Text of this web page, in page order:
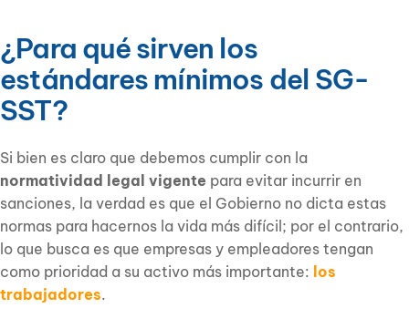
¿Para qué sirven los
estándares mínimos del SG-
SST?
Si bien es claro que debemos cumplir con la
normatividad legal vigente para evitar incurrir en
sanciones, la verdad es que el Gobierno no dicta estas
normas para hacernos la vida más difícil; por el contrario,
lo que busca es que empresas y empleadores tengan
como prioridad a su activo más importante: los
trabajadores.